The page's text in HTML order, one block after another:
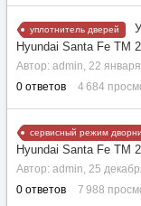
уплотнитель дверей
Hyundai Santa Fe TM
Автор: admin, 22
0 ответов 4 684
сервисный режим
Hyundai Santa Fe TM
Автор: admin, 25
0 ответов 7 988